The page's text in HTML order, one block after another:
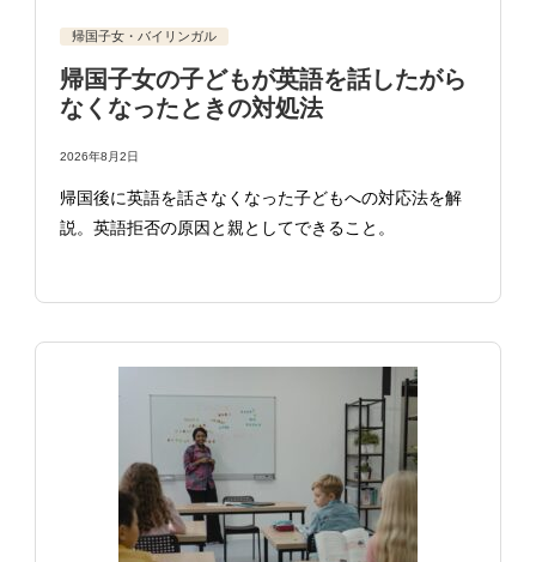
帰国子女・バイリンガル
帰国子女の子どもが英語を話したがら
なくなったときの対処法
2026年8月2日
帰国後に英語を話さなくなった子どもへの対応法を解
説。英語拒否の原因と親としてできること。